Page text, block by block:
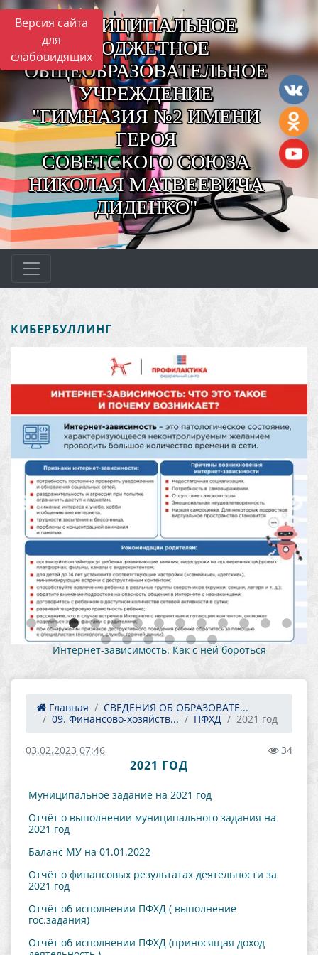
Версия сайта
для
слабовидящих
МУНИЦИПАЛЬНОЕ
БЮДЖЕТНОЕ
ОБЩЕОБРАЗОВАТЕЛЬНОЕ
УЧРЕЖДЕНИЕ
"ГИМНАЗИЯ №2 ИМЕНИ
ГЕРОЯ
СОВЕТСКОГО СОЮЗА
НИКОЛАЯ МАТВЕЕВИЧА
ДИДЕНКО"
КИБЕРБУЛЛИНГ
Интернет-зависимость. Как с ней бороться
Главная
СВЕДЕНИЯ ОБ ОБРАЗОВАТЕ...
09. Финансово-хозяйств...
ПФХД 2021 год
03.02.2023 07:46 34
2021 ГОД
Муниципальное задание на 2021 год
Отчёт о выполнении муниципального задания на
2021 год
Баланс МУ на 01.01.2022
Отчёт о финансовых результатах деятельности за
2021 год
Отчёт об исполнении ПФХД ( выполнение
гос.задания)
Отчёт об исполнении ПФХД (приносящая доход